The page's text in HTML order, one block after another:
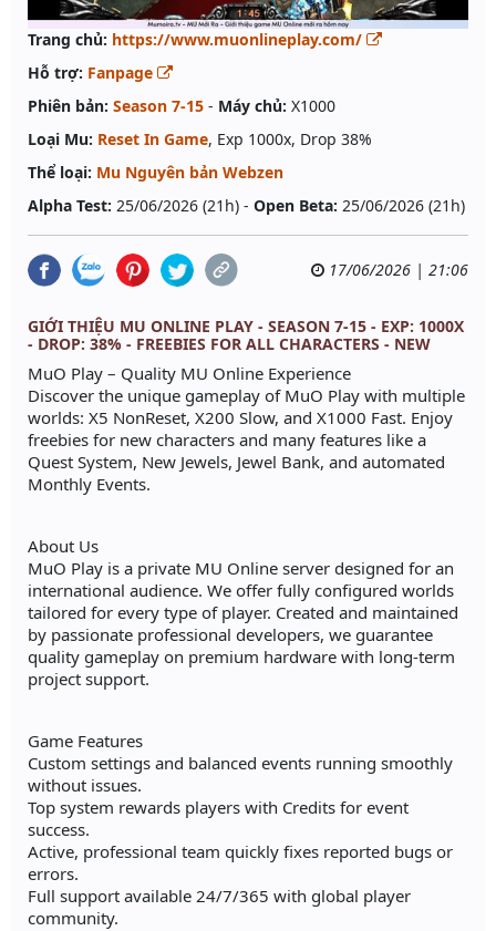
Trang chủ: https://www.muonlineplay.com/
Hỗ trợ: Fanpage
Phiên bản: Season 7-15 - Máy chủ: X1000
Loại Mu: Reset In Game, Exp 1000x, Drop 38%
Thể loại: Mu Nguyên bản Webzen
Alpha Test: 25/06/2026 (21h) - Open Beta: 25/06/2026 (21h)
17/06/2026 | 21:06
GIỚI THIỆU MU ONLINE PLAY - SEASON 7-15 - EXP: 1000X
- DROP: 38% - FREEBIES FOR ALL CHARACTERS - NEW
MuO Play – Quality MU Online Experience
Discover the unique gameplay of MuO Play with multiple
worlds: X5 NonReset, X200 Slow, and X1000 Fast. Enjoy
freebies for new characters and many features like a
Quest System, New Jewels, Jewel Bank, and automated
Monthly Events.
About Us
MuO Play is a private MU Online server designed for an
international audience. We offer fully configured worlds
tailored for every type of player. Created and maintained
by passionate professional developers, we guarantee
quality gameplay on premium hardware with long-term
project support.
Game Features
Custom settings and balanced events running smoothly
without issues.
Top system rewards players with Credits for event
success.
Active, professional team quickly fixes reported bugs or
errors.
Full support available 24/7/365 with global player
community.